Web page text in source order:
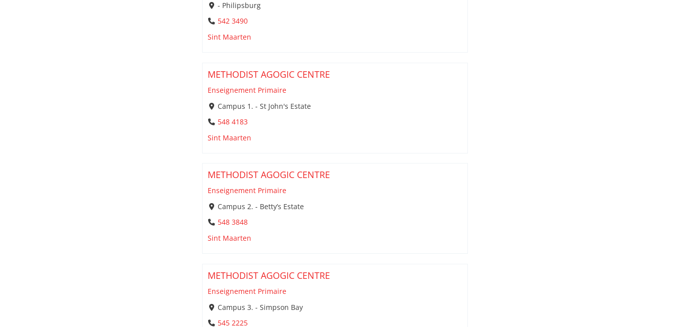
- Philipsburg
542 3490
Sint Maarten
METHODIST AGOGIC CENTRE
Enseignement Primaire
Campus 1. - St John's Estate
548 4183
Sint Maarten
METHODIST AGOGIC CENTRE
Enseignement Primaire
Campus 2. - Betty’s Estate
548 3848
Sint Maarten
METHODIST AGOGIC CENTRE
Enseignement Primaire
Campus 3. - Simpson Bay
545 2225